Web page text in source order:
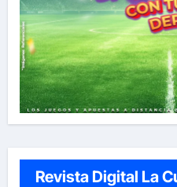
Revista Digital La